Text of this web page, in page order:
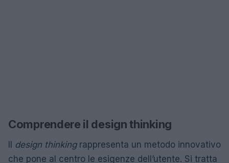
Comprendere il design thinking
Il design thinkingrappresenta un metodo innovativo
che pone al centro le esigenze dell’utente. Si tratta